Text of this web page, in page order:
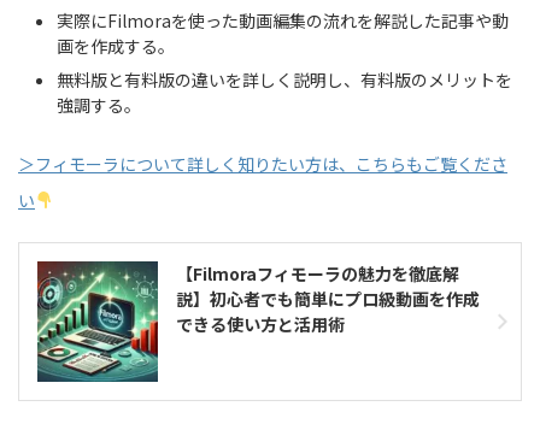
実際にFilmoraを使った動画編集の流れを解説した記事や動
画を作成する。
無料版と有料版の違いを詳しく説明し、有料版のメリットを
強調する。
＞フィモーラについて詳しく知りたい方は、こちらもご覧くださ
い
【Filmoraフィモーラの魅力を徹底解
説】初心者でも簡単にプロ級動画を作成
できる使い方と活用術